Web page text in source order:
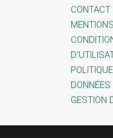
CONTACT
DONNÉES
GESTION